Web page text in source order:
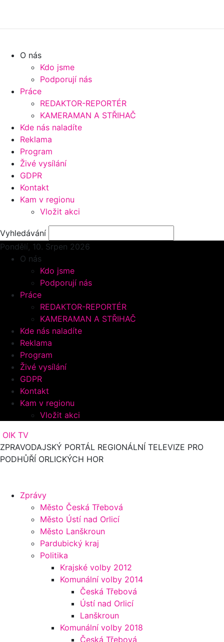
O nás
Kdo jsme
Podporují nás
Práce
REDAKTOR-REPORTÉR
KAMERAMAN A STŘIHAČ
Kde nás naladíte
Reklama
Program
Živé vysílání
GDPR
Kontakt
Kam v regionu
Vložit akci
Vyhledávání
Pondělí, 10. Srpen 2026
O nás
Kdo jsme
Podporují nás
Práce
REDAKTOR-REPORTÉR
KAMERAMAN A STŘIHAČ
Kde nás naladíte
Reklama
Program
Živé vysílání
GDPR
Kontakt
Kam v regionu
Vložit akci
OIK TV
ZPRAVODAJSKÝ PORTÁL REGIONÁLNÍ TELEVIZE PRO
PODHŮŘÍ ORLICKÝCH HOR
Zprávy
Město Česká Třebová
Město Ústí nad Orlicí
Město Lanškroun
Pardubický kraj
Politika
Krajské volby 2012
Komunální volby 2014
Česká Třebová
Ústí nad Orlicí
Lanškroun
Komunální volby 2018
Česká Třebová